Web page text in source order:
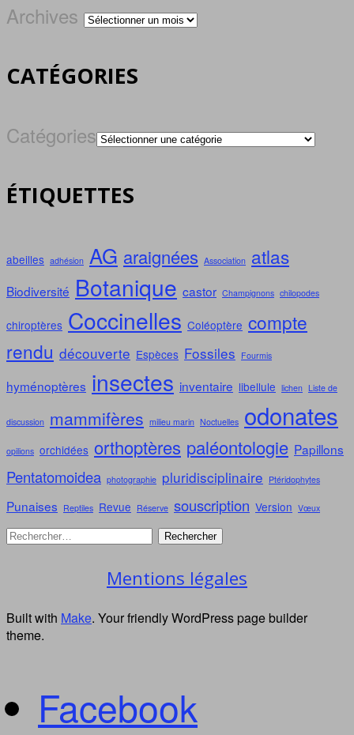
Archives
CATÉGORIES
Catégories
ÉTIQUETTES
abeilles adhésion AG araignées Association atlas
Biodiversité Botanique castor Champignons chilopodes
chiroptères Coccinelles Coléoptère compte
rendu découverte Espèces Fossiles Fourmis
hyménoptères insectes inventaire libellule lichen Liste de
discussion mammifères milieu marin Noctuelles odonates
opilions orchidées orthoptères paléontologie Papillons
Pentatomoidea photographie pluridisciplinaire Ptéridophytes
Punaises Reptiles Revue Réserve souscription Version Vœux
Mentions légales
Built with Make. Your friendly WordPress page builder
theme.
Facebook